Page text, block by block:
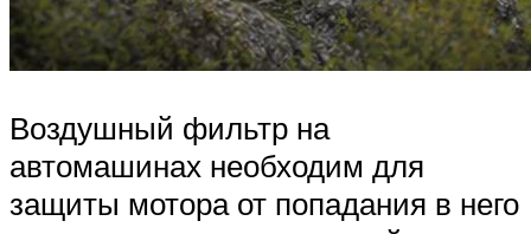
Воздушный фильтр на
автомашинах необходим для
защиты мотора от попадания в него